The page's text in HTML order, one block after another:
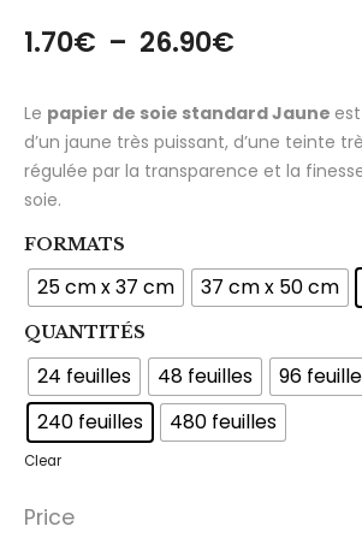
1.70€ – 26.90€
Le papier de soie standard Jaune
d’un jaune très puissant, d’une teinte
régulée par la transparence et la
soie.
FORMATS
25 cm x 37 cm 37 cm x 50 cm
QUANTITÉS
24 feuilles 48 feuilles
96
240 feuilles
480 feuilles
Clear
Price